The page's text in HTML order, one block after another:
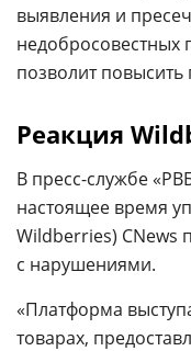
выявления и
недобросовестных
позволит
Реакция
В пресс-службе
настоящее время
Wildberries) CNews
с нарушениями.
«Платформа
товарах,